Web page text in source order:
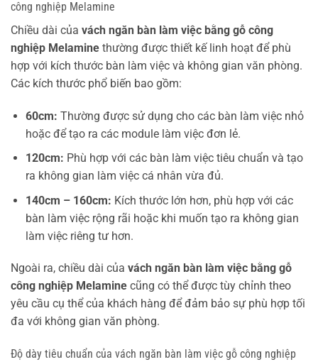
công nghiệp Melamine
Chiều dài của vách ngăn bàn làm việc bằng gỗ công
nghiệp Melamine thường được thiết kế linh hoạt để phù
hợp với kích thước bàn làm việc và không gian văn phòng.
Các kích thước phổ biến bao gồm:
60cm: Thường được sử dụng cho các bàn làm việc nhỏ
hoặc để tạo ra các module làm việc đơn lẻ.
120cm: Phù hợp với các bàn làm việc tiêu chuẩn và tạo
ra không gian làm việc cá nhân vừa đủ.
140cm – 160cm: Kích thước lớn hơn, phù hợp với các
bàn làm việc rộng rãi hoặc khi muốn tạo ra không gian
làm việc riêng tư hơn.
Ngoài ra, chiều dài của vách ngăn bàn làm việc bằng gỗ
công nghiệp Melamine cũng có thể được tùy chỉnh theo
yêu cầu cụ thể của khách hàng để đảm bảo sự phù hợp tối
đa với không gian văn phòng.
Độ dày tiêu chuẩn của vách ngăn bàn làm việc gỗ công nghiệp